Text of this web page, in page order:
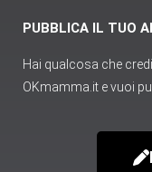
PUBBLICA IL TUO
Hai qualcosa che
OKmamma.it e vuoi